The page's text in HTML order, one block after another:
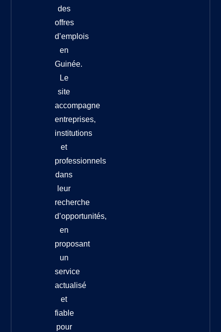
des
offres
d’emplois
en
Guinée.
Le
site
accompagne
entreprises,
institutions
et
professionnels
dans
leur
recherche
d’opportunités,
en
proposant
un
service
actualisé
et
fiable
pour